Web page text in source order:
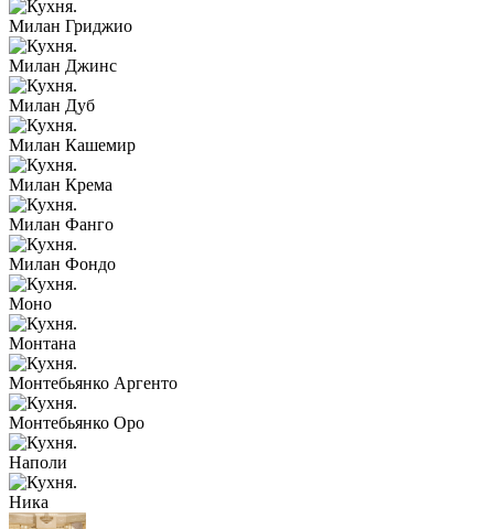
Милан Гриджио
Милан Джинс
Милан Дуб
Милан Кашемир
Милан Крема
Милан Фанго
Милан Фондо
Моно
Монтана
Монтебьянко Аргенто
Монтебьянко Оро
Наполи
Ника